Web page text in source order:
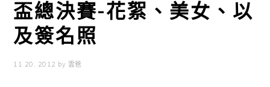
盃總決賽-花絮、美女、以
及簽名照
11 20, 2012 by 雲爸